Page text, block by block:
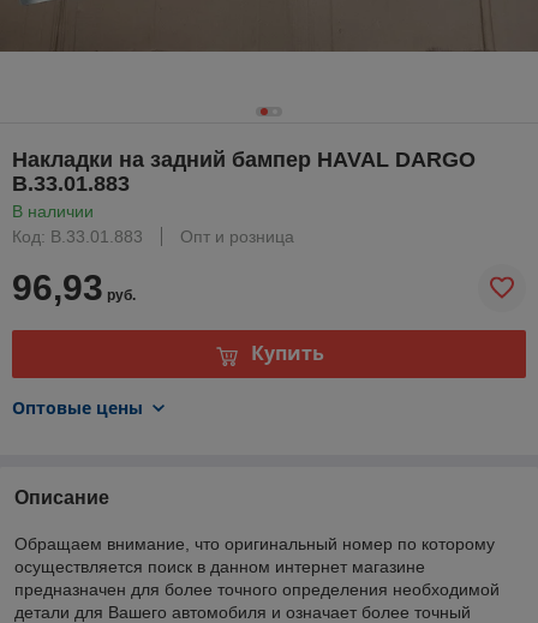
Накладки на задний бампер HAVAL DARGO
B.33.01.883
В наличии
Код: B.33.01.883
Опт и розница
96,93 руб.
Купить
Оптовые цены
Описание
Обращаем внимание, что оригинальный номер по которому
осуществляется поиск в данном интернет магазине
предназначен для более точного определения необходимой
детали для Вашего автомобиля и означает более точный